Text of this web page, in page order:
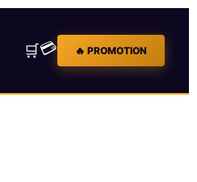
🛒💳 🔥 PROMOTION